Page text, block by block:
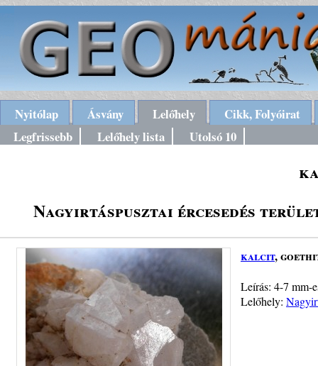
Nyitólap Ásvány Lelőhely
Cikk, Folyóirat
Legfrissebb
Lelőhely lista Utolsó 10
Nagyirtáspusztai ércesedés
kalcit,
Leírás: 4-7 mm-
Lelőhely: